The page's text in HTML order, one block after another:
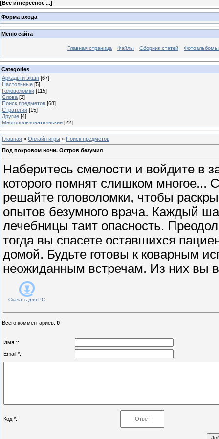
[Всё интересное ...]
Форма входа
Меню сайта
Главная страница Файлы Сборник статей Фотоальбомы
Categories
Аркады и экшн [67]
Настольные [5]
Головоломки [115]
Слова [2]
Поиск предметов [68]
Стратегии [15]
Другие [4]
Многопользовательские [22]
Главная » Онлайн игры » Поиск предметов
Под покровом ночи. Остров безумия
Наберитесь смелости и войдите в
которого помнят слишком многое...
решайте головоломки, чтобы
опытов безумного врача. Каждый
лечебницы таит опасность.
тогда вы спасете оставшихся
домой. Будьте готовы к коварным
неожиданным встречам. Из них вы
Скачать для PC
Всего комментариев: 0
Имя *:
Email *:
Код *: